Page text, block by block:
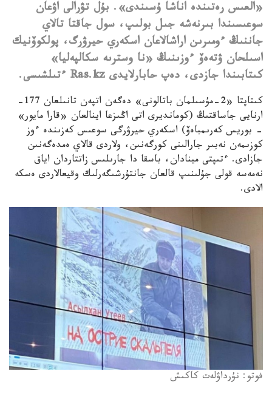
«العىس رەتىندە اناشا ۇسىندى». بۇل تۋرالى اۋعان
سوعىسىندا بىرنەشە جىل بولىپ، سول جاقتا تالاي
جاننىڭ ءومىرىن اراشالاعان اسكەري حيرۋرگ، پولكوۆنيك
اسىلحان ۋتەەۆ ءوزىنىڭ «نا وسترىە سكالپەليا»
كىتابىندا جازدى، دەپ حابارلايدى Ras.kz ءتىلشىسى.
كىتاپتا «2-مۇسىلمان باتالونى» دەگەن اتپەن تانىلعان 177-
ارنايى جاساقتىڭ (كومانديرى اتى اڭىزعا اينالعان «قارا مايور»
– بوريس كەرىمباەۆ) اسكەري حيرۋرگى سوعىس كەزىندە ءوز
كوزىمەن نەبىر جارالىنى كورگەنىن، ولاردى قالاي ەمدەگەنىن
جازادى. ءتىپتى مينادان، باسقا دا جارىلىس زاتتاردان اياق
نەمەسە قولى جۇلىنىپ قالعان جانتۇرشىگەرلىك وقيعالاردى ەسكە
الادى.
فوتو: نۇرداۋلەت كاكىش